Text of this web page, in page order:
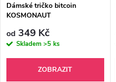
Dámské tričko bitcoin
KOSMONAUT
od 349 Kč
Skladem >5 ks
ZOBRAZIT